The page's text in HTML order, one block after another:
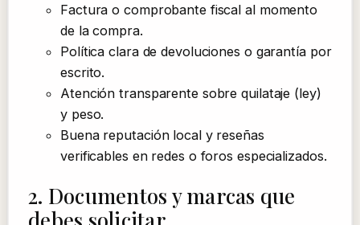
Factura o comprobante fiscal al momento
de la compra.
Política clara de devoluciones o garantía por
escrito.
Atención transparente sobre quilataje (ley)
y peso.
Buena reputación local y reseñas
verificables en redes o foros especializados.
2. Documentos y marcas que
debes solicitar